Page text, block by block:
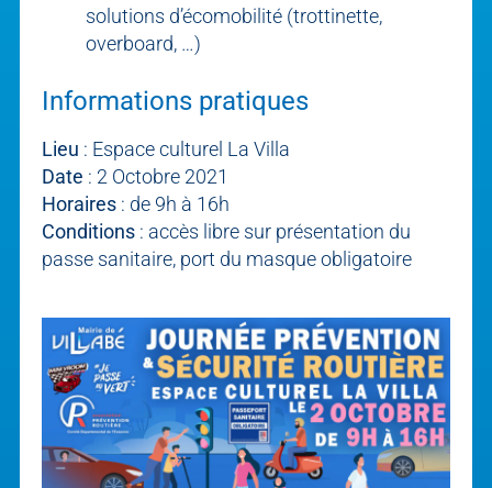
solutions d’écomobilité (trottinette,
overboard, …)
Informations pratiques
Lieu : Espace culturel La Villa
Date : 2 Octobre 2021
Horaires : de 9h à 16h
Conditions : accès libre sur présentation du
passe sanitaire, port du masque obligatoire